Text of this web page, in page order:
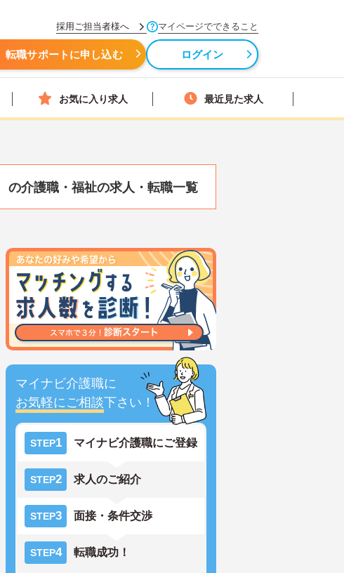
採用ご担当者様へ マイページでできること
転職サポートに申し込む ログイン
お気に入り求人 最近見た求人
の介護職・福祉の求人・転職一覧
マイナビ介護職に
お気軽にご相談下さい！
STEP1 マイナビ介護職にご登録
STEP2 求人のご紹介
STEP3 面接・条件交渉
STEP4 転職成功！